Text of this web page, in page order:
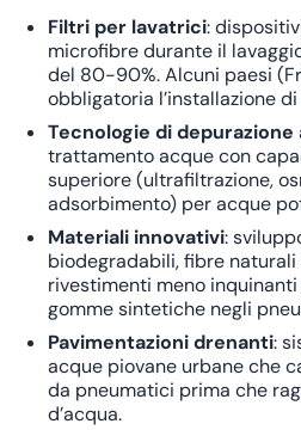
Filtri per lavatrici:
microfibre durante il
del 80-90%. Alcuni paesi
obbligatoria l’installazione
Tecnologie di depurazione
trattamento acque con
superiore (ultrafiltrazione,
adsorbimento) per acque
Materiali innovativi:
biodegradabili, fibre
rivestimenti meno
gomme sintetiche negli
Pavimentazioni drenanti:
acque piovane urbane che
da pneumatici prima che
d’acqua.